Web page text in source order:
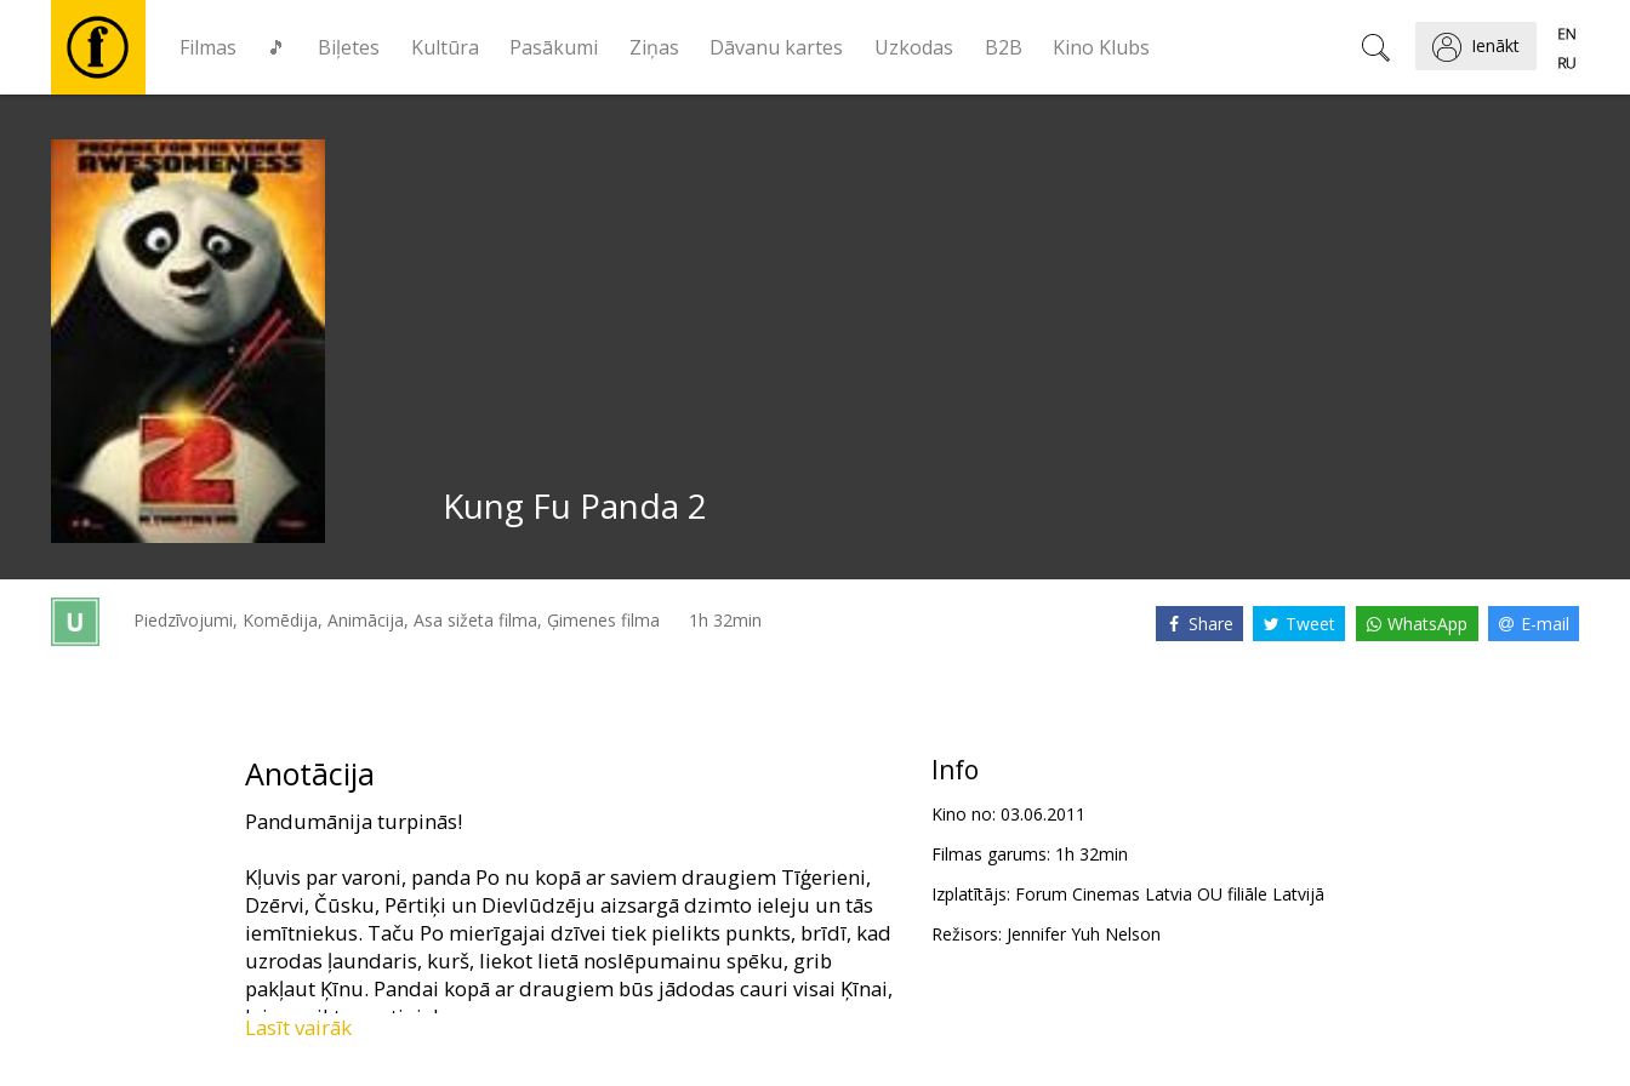
Filmas 🎵 Biļetes Kultūra Pasākumi Ziņas Dāvanu kartes Uzkodas B2B Kino Klubs Ienākt
🎵
Biļetes
Pasākumi
Ziņas
kartes
Kung Fu Panda 2
Piedzīvojumi, Komēdija, Animācija, Asa sižeta filma, Ģimenes filma 1h 32min Share Tweet WhatsApp E-mail
Anotācija
Pandumānija turpinās!
Kļuvis par varoni, panda Po nu kopā ar saviem draugiem Tīģerieni,
Dzērvi, Čūsku, Pērtiķi un Dievlūdzēju aizsargā dzimto ieleju un tās
iemītniekus. Taču Po mierīgajai dzīvei tiek pielikts punkts, brīdī, kad
uzrodas ļaundaris, kurš, liekot lietā noslēpumainu spēku, grib
pakļaut Ķīnu. Pandai kopā ar draugiem būs jādodas cauri visai Ķīnai,
lai uzveiktu pretinieku.
Lasīt vairāk
Info
Kino no: 03.06.2011
Filmas garums: 1h 32min
Izplatītājs: Forum Cinemas Latvia OU filiāle Latvijā
Režisors: Jennifer Yuh Nelson